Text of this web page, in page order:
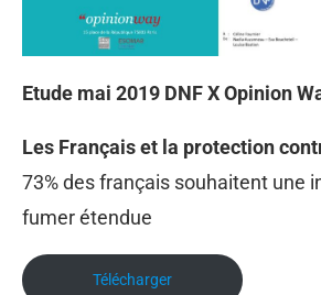
Etude mai 2019 DNF X Opinion
Les Français et la protection
73% des français souhaitent une
fumer étendue
Télécharger